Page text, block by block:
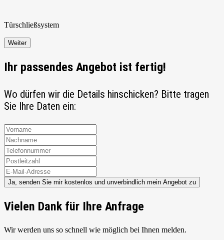
Türschließsystem
Weiter
Ihr passendes Angebot ist fertig!
Wo dürfen wir die Details hinschicken? Bitte tragen
Sie Ihre Daten ein:
Ja, senden Sie mir kostenlos und unverbindlich mein Angebot zu
Vielen Dank für Ihre Anfrage
Wir werden uns so schnell wie möglich bei Ihnen melden.